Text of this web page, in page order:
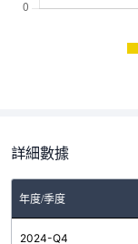
詳細數據
年度/季度
2024-Q4